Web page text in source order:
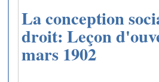
La conception
droit: Leçon
mars 1902